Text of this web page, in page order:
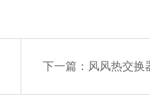
下一篇： 风风热交换器铝箔换